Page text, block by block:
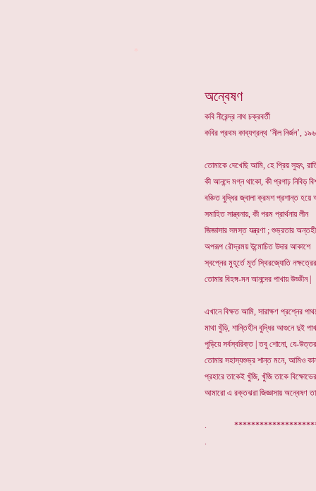
অন্বেষণ
কবি নীরেন্দ্র নাথ চক্রবর্তী
কবির প্রথম কাব্যগ্রন্থ ‘নীল নির্জন’,
তোমাকে দেখেছি আমি, হে প্রিয় সুহৃৎ,
কী আনন্দে মগ্ন থাকো, কী প্রগাঢ় নিবিড়
বঞ্চিত বুদ্ধির জ্বালা ক্রমশ প্রশান্ত
সমাহিত সান্ত্বনায়, কী পরম প্রার্থনায় লীন
জিজ্ঞাসার সমস্ত যন্ত্রণা ; শুভ্রতার
অপরূপ রৌদ্রময় উন্মোচিত উদার আকাশে
স্বপ্নের মুহূর্তে মূর্ত স্থিরজ্যোতি
তোমার বিহঙ্গ-মন আনন্দের পাখায় উড্ডীন |
এখানে বিক্ষত আমি, সারাক্ষণ প্রশ্নের
মাথা খুঁড়ি, শান্তিহীন বুদ্ধির আগুনে দুই
পুড়িয়ে সর্বস্বরিক্ত | তবু শোনো, যে-
তোমার সহাস্যশুভ্র শান্ত মনে, আমিও
প্রহারে তাকেই খুঁজি, খুঁজি তাকে
আমারো এ রক্তঝরা জিজ্ঞাসায় অন্বেষণ
.